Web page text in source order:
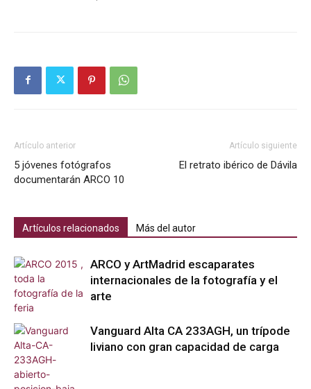
Artículo anterior
5 jóvenes fotógrafos
documentarán ARCO 10
Artículo siguiente
El retrato ibérico de Dávila
Artículos relacionados Más del autor
ARCO y ArtMadrid escaparates
internacionales de la fotografía y el
arte
Vanguard Alta CA 233AGH, un trípode
liviano con gran capacidad de carga